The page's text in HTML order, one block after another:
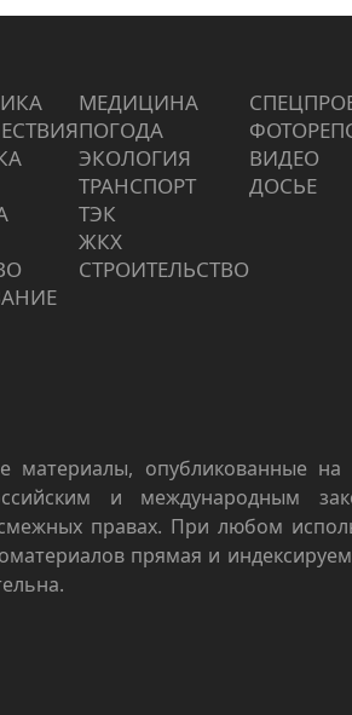
МЕДИЦИНА
ПОГОДА
ЭКОЛОГИЯ
ТРАНСПОРТ
ТЭК
ЖКХ
СТРОИТЕЛЬСТВО
ВИДЕО
ДОСЬЕ
материалы, опубликованные
и международным
правах. При любом
прямая и